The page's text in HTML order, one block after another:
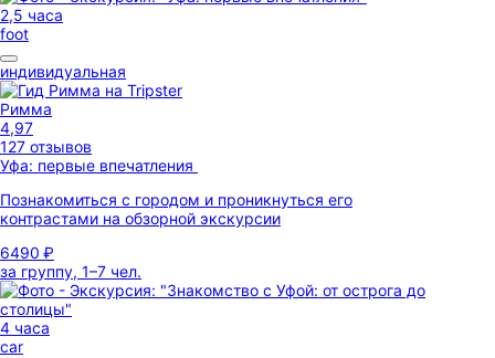
2,5 часа
foot
индивидуальная
Римма
4,97
127 отзывов
Уфа: первые впечатления
Познакомиться с городом и проникнуться его
контрастами на обзорной экскурсии
6490 ₽
за группу, 1–7 чел.
4 часа
car